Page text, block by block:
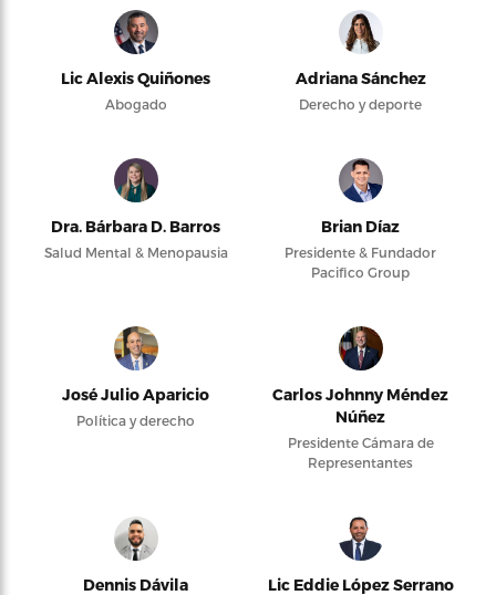
Lic Alexis Quiñones
Abogado
Adriana Sánchez
Derecho y deporte
Dra. Bárbara D. Barros
Salud Mental & Menopausia
Brian Díaz
Presidente & Fundador
Pacifico Group
José Julio Aparicio
Política y derecho
Carlos Johnny Méndez
Núñez
Presidente Cámara de
Representantes
Dennis Dávila Lic Eddie López Serrano